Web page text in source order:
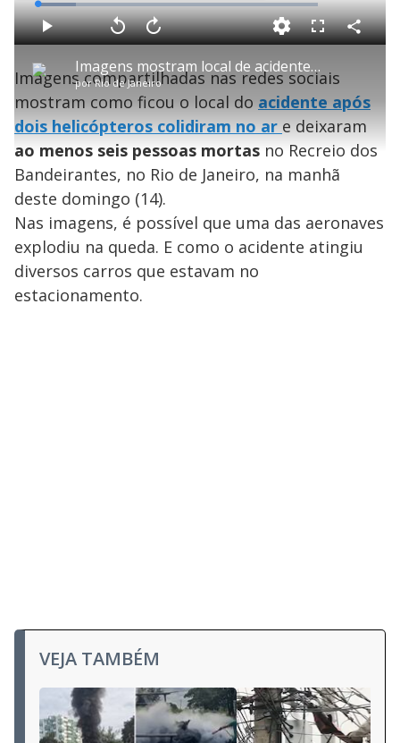
Opens in new window
P
l
a
y
V
Imagens mostram local de acidente após dois helicópteros que colidiram no ar no Rio de Janeiro
porRio de Janeiro
P V
t
a
r
0
e
g
n
d
A
n
ç
a
1
s
e
u
n
d
o
s
M
u
d
o
L
o
a
d
e
3
.
7
4
F
l
s
c
e
e
n
C
o
i
l
a
Imagens compartilhadas nas redes sociais
mostram como ficou o local do acidente após
dois helicópteros colidiram no are deixaram
ao menos seis pessoas mortas no Recreio dos
Bandeirantes, no Rio de Janeiro, na manhã
deste domingo (14).
Nas imagens, é possível que uma das aeronaves
explodiu na queda. E como o acidente atingiu
diversos carros que estavam no
estacionamento.
VEJA TAMBÉM